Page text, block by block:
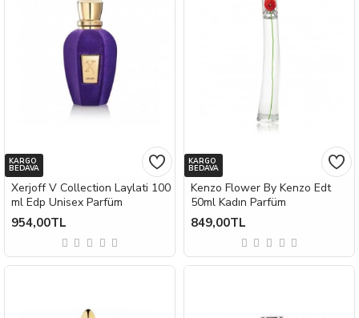
KARGO
BEDAVA
Xerjoff V Collection Laylati 100
ml Edp Unisex Parfüm
954,00TL
KARGO
BEDAVA
Kenzo Flower By Kenzo Edt
50ml Kadın Parfüm
849,00TL